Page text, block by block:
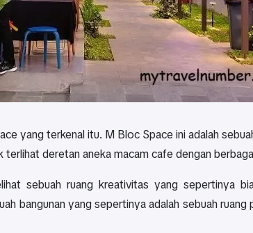
yang terkenal itu. M Bloc Space ini adalah
deretan aneka macam cafe dengan
sebuah ruang kreativitas yang sepertinya
bangunan yang sepertinya adalah sebuah ruang